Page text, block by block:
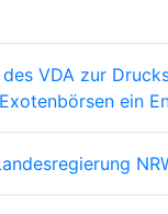
VDA zur
ein